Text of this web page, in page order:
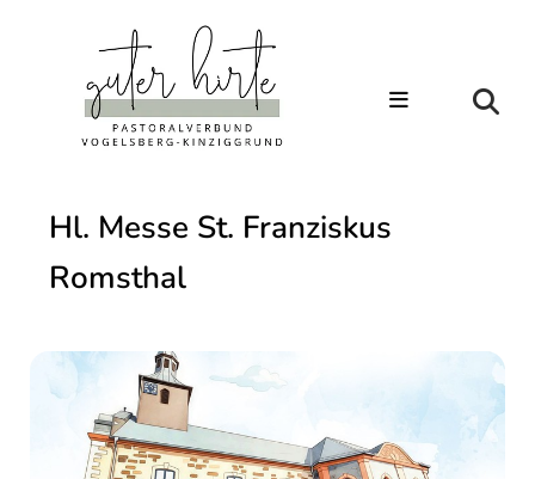
Hl. Messe St. Franziskus
Romsthal